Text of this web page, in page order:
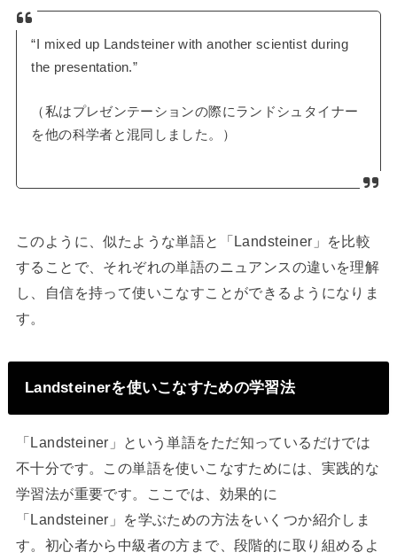
“I mixed up Landsteiner with another scientist during
the presentation.”
（私はプレゼンテーションの際にランドシュタイナー
を他の科学者と混同しました。）
このように、似たような単語と「Landsteiner」を比較
することで、それぞれの単語のニュアンスの違いを理解
し、自信を持って使いこなすことができるようになりま
す。
Landsteinerを使いこなすための学習法
「Landsteiner」という単語をただ知っているだけでは
不十分です。この単語を使いこなすためには、実践的な
学習法が重要です。ここでは、効果的に
「Landsteiner」を学ぶための方法をいくつか紹介しま
す。初心者から中級者の方まで、段階的に取り組めるよ